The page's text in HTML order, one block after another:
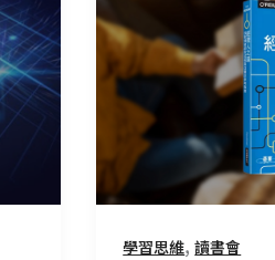
學習思維,讀書會
書
會
—
理
人
之
道